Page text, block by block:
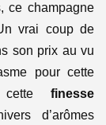
ce champagne
vrai coup de
son prix au vu
pour cette
finesse
d’arômes